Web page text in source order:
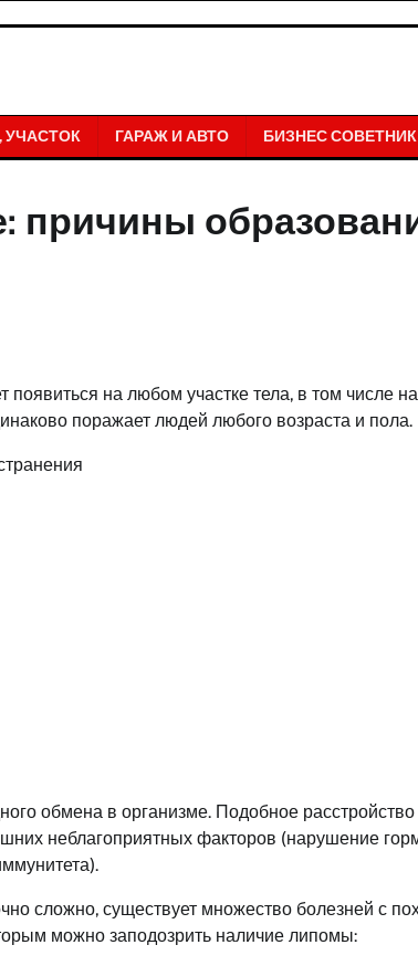
УЧАСТОК ГАРАЖ И АВТО БИЗНЕС СОВЕТНИК
причины
на любом участке тела, в том числе на
поражает людей любого возраста и пола.
обмена в организме. Подобное расстройство
неблагоприятных факторов (нарушение
сложно, существует множество болезней с
можно заподозрить наличие липомы: